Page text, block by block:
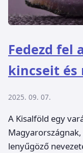
Fedezd fel
kincseit és
2025. 09. 07.
A Kisalföld egy
lenyűgöző